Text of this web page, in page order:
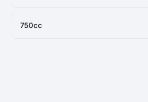
750cc